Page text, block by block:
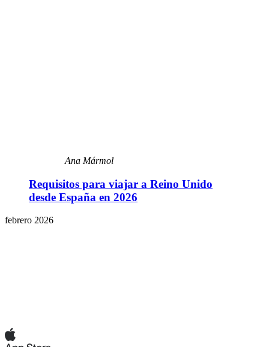
Ana Mármol
Requisitos para viajar a Reino Unido
desde España en 2026
febrero 2026